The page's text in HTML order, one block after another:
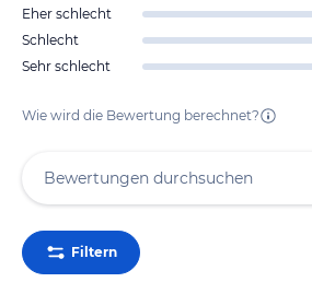
Eher schlecht
Schlecht
Sehr schlecht
Wie wird die Bewertung berechnet?
Filtern